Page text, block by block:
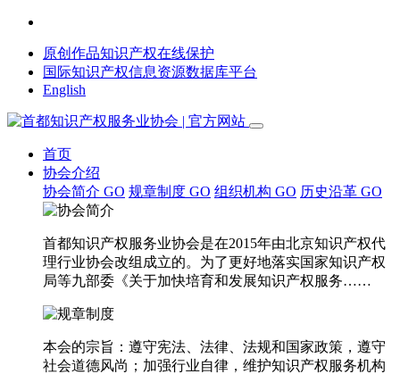
原创作品知识产权在线保护
国际知识产权信息资源数据库平台
English
首页
协会介绍
协会简介 GO 规章制度 GO 组织机构 GO 历史沿革 GO
首都知识产权服务业协会是在2015年由北京知识产权代
理行业协会改组成立的。为了更好地落实国家知识产权
局等九部委《关于加快培育和发展知识产权服务……
本会的宗旨：遵守宪法、法律、法规和国家政策，遵守
社会道德风尚；加强行业自律，维护知识产权服务机构